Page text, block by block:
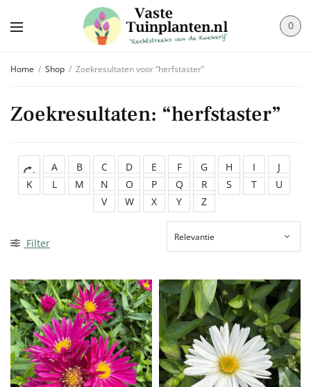
0
Home / Shop / Zoekresultaten voor “herfstaster”
Zoekresultaten: “herfstaster”
A B C D E F G H I
J
K
L M N O P Q R S T
U
V
W X Y Z
Filter